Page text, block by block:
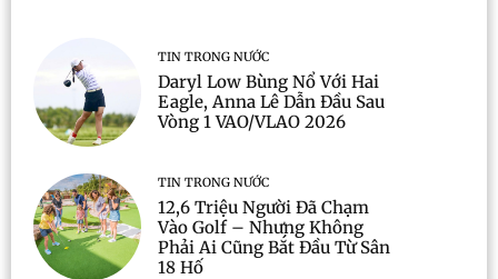
TIN TRONG NƯỚC
Daryl Low Bùng Nổ Với Hai
Eagle, Anna Lê Dẫn Đầu Sau
Vòng 1 VAO/VLAO 2026
TIN TRONG NƯỚC
12,6 Triệu Người Đã Chạm
Vào Golf – Nhưng Không
Phải Ai Cũng Bắt Đầu Từ Sân
18 Hố